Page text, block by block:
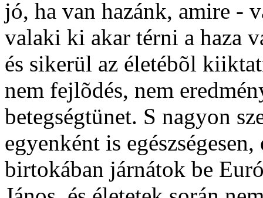
jó, ha van hazánk, amire -
valaki ki akar térni a haza
és sikerül az életébõl
nem fejlõdés, nem
betegségtünet. S nagyon
egyenként is
birtokában járnátok be